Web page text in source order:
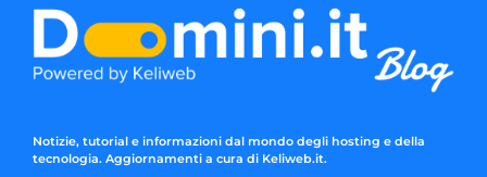
Notizie, tutorial e informazioni dal mondo degli hosting e della
tecnologia. Aggiornamenti a cura di Keliweb.it.